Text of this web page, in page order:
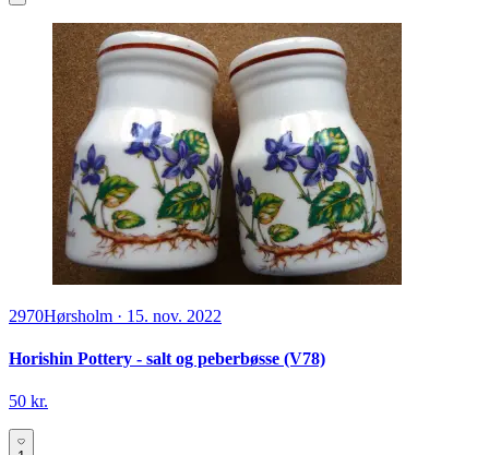
2970Hørsholm · 15. nov. 2022
Horishin Pottery - salt og peberbøsse (V78)
50 kr.